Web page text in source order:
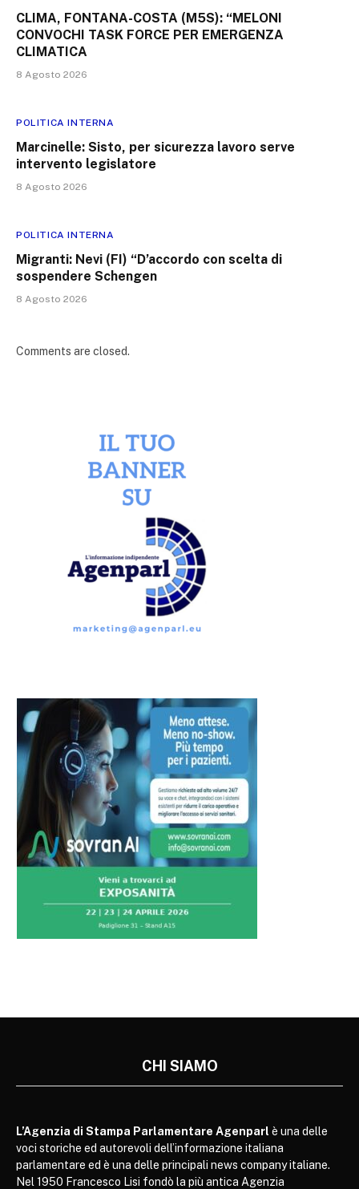
CLIMA, FONTANA-COSTA (M5S): “MELONI
CONVOCHI TASK FORCE PER EMERGENZA
CLIMATICA
8 Agosto 2026
POLITICA INTERNA
Marcinelle: Sisto, per sicurezza lavoro serve
intervento legislatore
8 Agosto 2026
POLITICA INTERNA
Migranti: Nevi (FI) “D’accordo con scelta di
sospendere Schengen
8 Agosto 2026
Comments are closed.
CHI SIAMO
L’Agenzia di Stampa Parlamentare Agenparl è una delle
voci storiche ed autorevoli dell’informazione italiana
parlamentare ed è una delle principali news company italiane.
Nel 1950 Francesco Lisi fondò la più antica Agenzia